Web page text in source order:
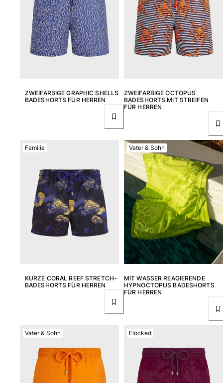
ZWEIFARBIGE GRAPHIC SHELLS
BADESHORTS FÜR HERREN
ZWEIFARBIGE OCTOPUS
BADESHORTS MIT STREIFEN
FÜR HERREN
KURZE CORAL REEF STRETCH-
BADESHORTS FÜR HERREN
Familie
MIT WASSER REAGIERENDE
HYPNOCTOPUS BADESHORTS
FÜR HERREN
Vater & Sohn
Vater & Sohn Flocked